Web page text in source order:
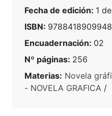
Fecha de edición: 1
ISBN: 9788418909948
Encuadernación: 02
Nº páginas: 256
Materias: Novela
- NOVELA GRAFICA /